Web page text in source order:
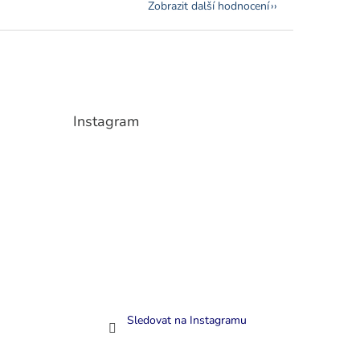
Zobrazit další hodnocení
Instagram
Sledovat na Instagramu